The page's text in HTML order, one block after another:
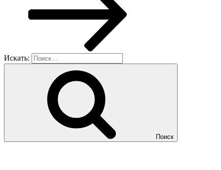
Искать:
Поиск